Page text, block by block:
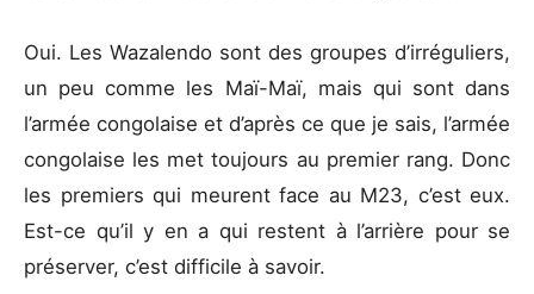
Oui. Les Wazalendo sont des groupes d’irréguliers,
un peu comme les Maï-Maï, mais qui sont dans
l’armée congolaise et d’après ce que je sais, l’armée
congolaise les met toujours au premier rang. Donc
les premiers qui meurent face au M23, c’est eux.
Est-ce qu’il y en a qui restent à l’arrière pour se
préserver, c’est difficile à savoir.